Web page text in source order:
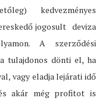
kedvezményes
jogosult deviza
A szerződési
tulajdonos dönti el, ha
vagy eladja lejárati idő
akár még profitot is